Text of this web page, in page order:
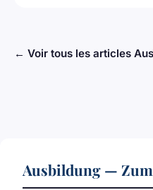
← Voir tous les articles
Ausbildung —